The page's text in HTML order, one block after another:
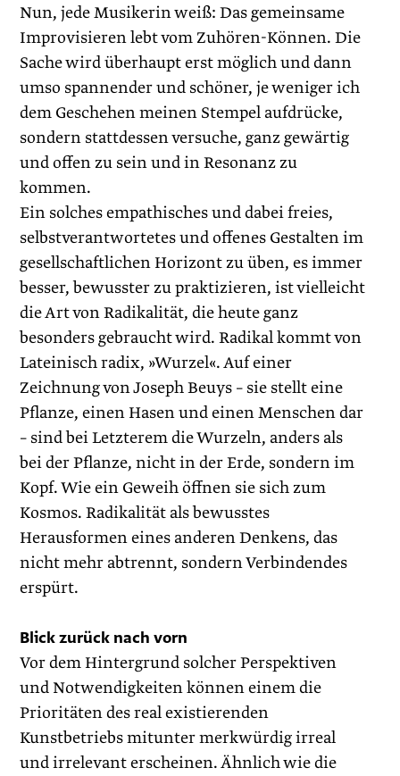
Nun, jede Musikerin weiß: Das gemeinsame
Improvisieren lebt vom Zuhören-Können. Die
Sache wird überhaupt erst möglich und dann
umso spannender und schöner, je weniger ich
dem Geschehen meinen Stempel aufdrücke,
sondern stattdessen versuche, ganz gewärtig
und offen zu sein und in ­Resonanz zu
kommen.
Ein solches empathisches und dabei freies,
selbstverantwortetes und offenes Gestalten im
gesellschaftlichen Horizont zu üben, es immer
besser, bewusster zu praktizieren, ist vielleicht
die Art von Radikalität, die heute ganz
besonders gebraucht wird. Radikal kommt von
Lateinisch radix, »Wurzel«. Auf einer
Zeichnung von Joseph Beuys – sie stellt eine
Pflanze, einen Hasen und einen Menschen dar
– sind bei Letzterem die Wurzeln, anders als
bei der Pflanze, nicht in der Erde, sondern im
Kopf. Wie ein Geweih öffnen sie sich zum
Kosmos. Radikalität als bewusstes
Herausformen ­eines anderen Denkens, das
nicht mehr abtrennt, sondern Verbindendes
erspürt.
Blick zurück nach vorn
Vor dem Hintergrund solcher Perspektiven
und Notwendigkeiten können einem die
Prioritäten des real existierenden
Kunstbetriebs mitunter merkwürdig irreal
und irrelevant erscheinen. Ähnlich wie die